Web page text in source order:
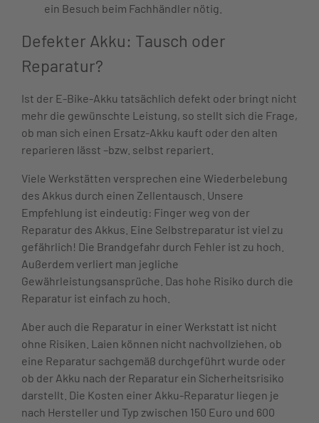
ein Besuch beim Fachhändler nötig.
Defekter Akku: Tausch oder
Reparatur?
Ist der E-Bike-Akku tatsächlich defekt oder bringt nicht
mehr die gewünschte Leistung, so stellt sich die Frage,
ob man sich einen Ersatz-Akku kauft oder den alten
reparieren lässt –bzw. selbst repariert.
Viele Werkstätten versprechen eine Wiederbelebung
des Akkus durch einen Zellentausch. Unsere
Empfehlung ist eindeutig: Finger weg von der
Reparatur des Akkus. Eine Selbstreparatur ist viel zu
gefährlich! Die Brandgefahr durch Fehler ist zu hoch.
Außerdem verliert man jegliche
Gewährleistungsansprüche. Das hohe Risiko durch die
Reparatur ist einfach zu hoch.
Aber auch die Reparatur in einer Werkstatt ist nicht
ohne Risiken. Laien können nicht nachvollziehen, ob
eine Reparatur sachgemäß durchgeführt wurde oder
ob der Akku nach der Reparatur ein Sicherheitsrisiko
darstellt. Die Kosten einer Akku-Reparatur liegen je
nach Hersteller und Typ zwischen 150 Euro und 600